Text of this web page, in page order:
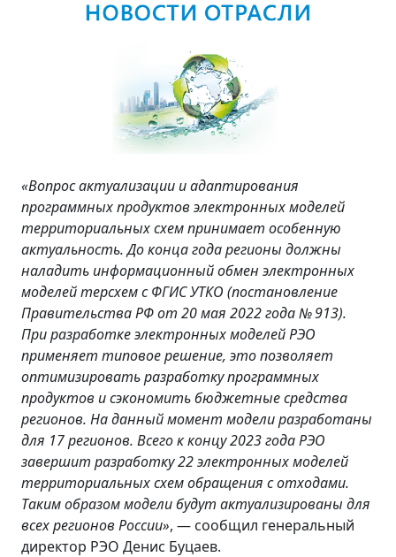
«Вопрос актуализации и адаптирования
программных продуктов электронных моделей
территориальных схем принимает особенную
актуальность. До конца года регионы должны
наладить информационный обмен электронных
моделей терсхем с ФГИС УТКО (постановление
Правительства РФ от 20 мая 2022 года № 913).
При разработке электронных моделей РЭО
применяет типовое решение, это позволяет
оптимизировать разработку программных
продуктов и сэкономить бюджетные средства
регионов. На данный момент модели разработаны
для 17 регионов. Всего к концу 2023 года РЭО
завершит разработку 22 электронных моделей
территориальных схем обращения с отходами.
Таким образом модели будут актуализированы для
всех регионов России», — сообщил генеральный
директор РЭО Денис Буцаев.